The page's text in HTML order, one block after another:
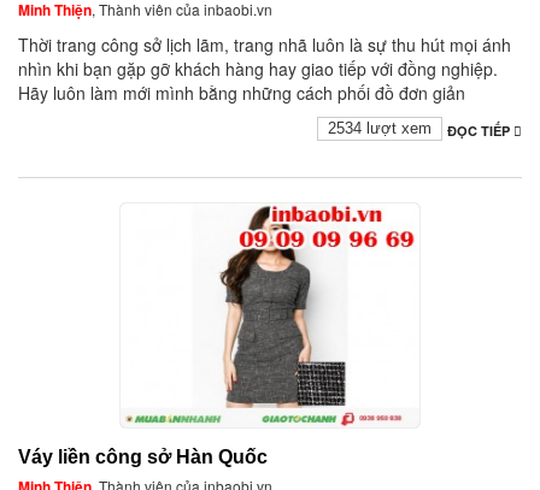
Minh Thiện, Thành viên của inbaobi.vn
Thời trang công sở lịch lãm, trang nhã luôn là sự thu hút mọi ánh
nhìn khi bạn gặp gỡ khách hàng hay giao tiếp với đồng nghiệp.
Hãy luôn làm mới mình bằng những cách phối đồ đơn giản
ĐỌC TIẾP
2534 lượt xem
Váy liền công sở Hàn Quốc
, Thành viên của inbaobi.vn